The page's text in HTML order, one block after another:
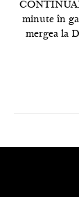
minute în
mergea la